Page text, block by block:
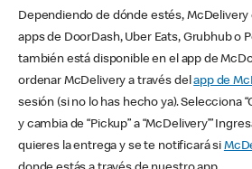
Dependiendo de dónde estés,
apps de DoorDash, Uber Eats, Grubhub o
también está disponible en el app de
ordenar McDelivery a través delapp de
sesión (si no lo has hecho ya). Selecciona
y cambia de “Pickup” a “McDelivery’”
quieres la entrega y se te notificará si